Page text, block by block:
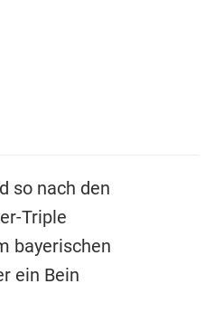
so nach den
Triple
bayerischen
ein Bein